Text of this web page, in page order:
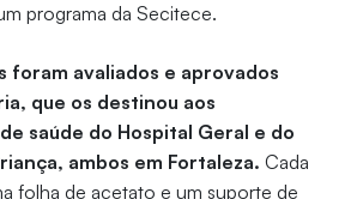
programa da Secitece.
foram avaliados e aprovados
que os destinou aos
saúde do Hospital Geral e do
ambos em Fortaleza. Cada
folha de acetato e um suporte de